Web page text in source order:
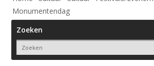
Monumentendag
Zoeken